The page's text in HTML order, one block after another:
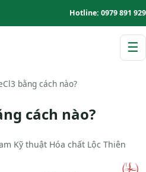
Hotline: 0979 891 929
☰
bằng cách nào?
cách nào?
Kỹ thuật Hóa chất Lộc Thiên